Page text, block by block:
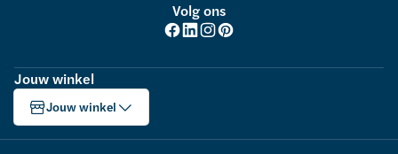
Volg ons
Jouw winkel
Jouw winkel